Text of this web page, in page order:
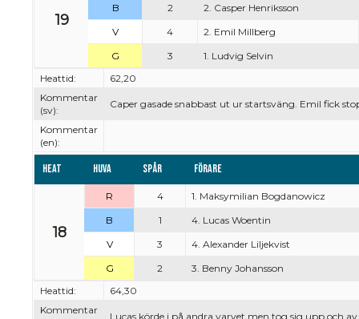
19
B
2
2. Casper Henriksson
V
4
2. Emil Millberg
G
3
1. Ludvig Selvin
Heattid:
62,20
Kommentar
(sv):
Caper gasade snabbast ut ur startsväng. Emil fick
Kommentar
(en):
Heat Huva Spår Förare
18
R 4
1. Maksymilian Bogdanowicz
B
1
4. Lucas Woentin
V
3
4. Alexander Liljekvist
G
2
3. Benny Johansson
Heattid:
64,30
Kommentar
Lucas körde i på andra varvet men tog sig upp och